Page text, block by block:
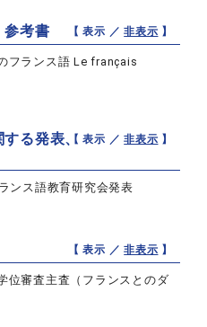
参考書 【 表示 ／非表示 】
フランス語 Le français
る発表、【 表示 ／非表示 】
ンス語教育研究会発表
【 表示 ／非表示 】
位審査主査（フランスとのダ